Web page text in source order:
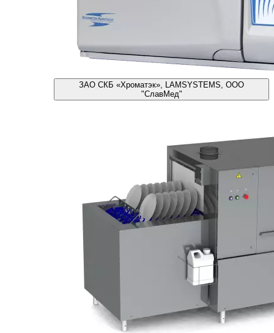
ЗАО СКБ «Хроматэк», LAMSYSTEMS, ООО
"СлавМед"